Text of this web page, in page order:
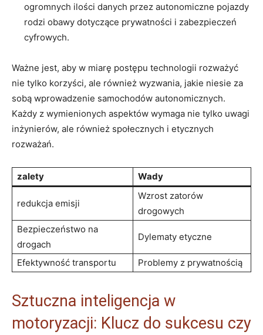
ogromnych ilości danych przez autonomiczne pojazdy
rodzi obawy dotyczące prywatności i zabezpieczeń
cyfrowych.
Ważne jest, aby w miarę postępu technologii rozważyć
nie tylko korzyści, ale również wyzwania, jakie niesie za
sobą wprowadzenie samochodów autonomicznych.
Każdy z wymienionych aspektów wymaga nie tylko uwagi
inżynierów, ale również społecznych i etycznych
rozważań.
zalety Wady
redukcja emisji
Wzrost zatorów
drogowych
Bezpieczeństwo na
drogach
Dylematy etyczne
Efektywność transportu Problemy z prywatnością
Sztuczna inteligencja w
motoryzacji: Klucz do sukcesu czy